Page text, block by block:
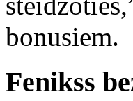
bonusiem.
Fenikss